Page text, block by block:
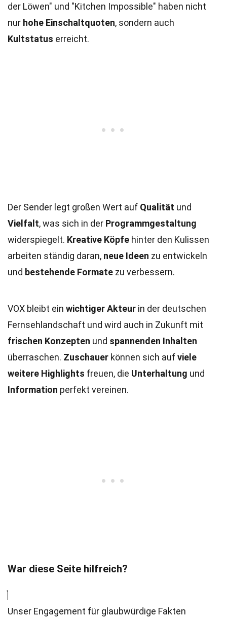
der Löwen" und "Kitchen Impossible" haben nicht
nur hohe Einschaltquoten, sondern auch
Kultstatus erreicht.
Der Sender legt großen Wert auf Qualität und
Vielfalt, was sich in der Programmgestaltung
widerspiegelt. Kreative Köpfe hinter den Kulissen
arbeiten ständig daran, neue Ideen zu entwickeln
und bestehende Formate zu verbessern.
VOX bleibt ein wichtiger Akteur in der deutschen
Fernsehlandschaft und wird auch in Zukunft mit
frischen Konzepten und spannenden Inhalten
überraschen. Zuschauer können sich aufviele
weitere Highlights freuen, die Unterhaltung und
Information perfekt vereinen.
War diese Seite hilfreich?
Unser Engagement für glaubwürdige Fakten